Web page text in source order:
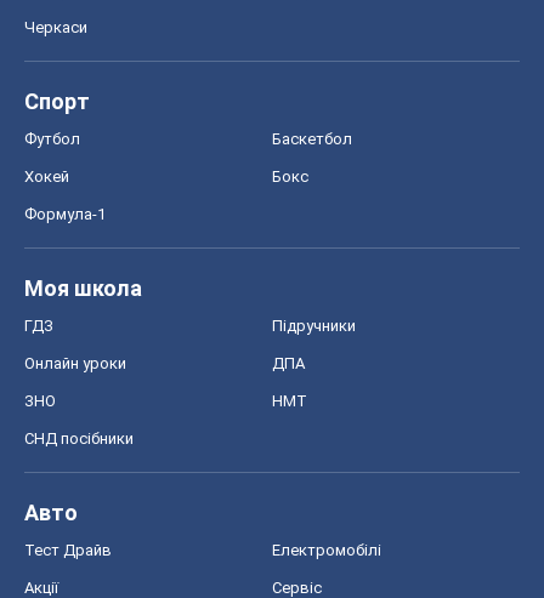
Черкаси
Спорт
Футбол Баскетбол
Хокей Бокс
Формула-1
Моя школа
ГДЗ Підручники
Онлайн уроки ДПА
ЗНО НМТ
СНД посібники
Авто
Тест Драйв Електромобілі
Акції Сервіс